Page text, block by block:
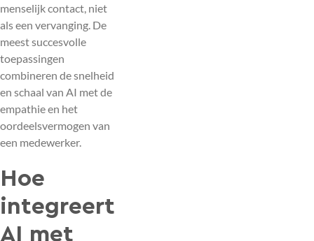
menselijk contact, niet
als een vervanging. De
meest succesvolle
toepassingen
combineren de snelheid
en schaal van AI met de
empathie en het
oordeelsvermogen van
een medewerker.
Hoe
integreert
AI met